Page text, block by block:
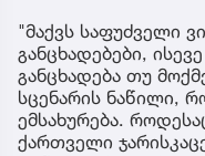
"მაქვს საფუძველი
განცხადებები,
განცხადება თუ
სცენარის ნაწილი,
ემსახურება.
ქართველი